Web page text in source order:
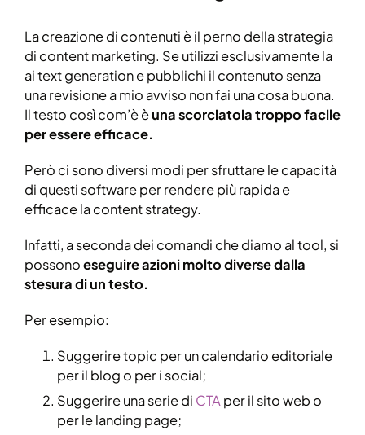
La creazione di contenuti è il perno della strategia
di content marketing. Se utilizzi esclusivamente la
ai text generation e pubblichi il contenuto senza
una revisione a mio avviso non fai una cosa buona.
Il testo così com’è èuna scorciatoia troppo facile
per essere efficace.
Però ci sono diversi modi per sfruttare le capacità
di questi software per rendere più rapida e
efficace la content strategy.
Infatti, a seconda dei comandi che diamo al tool, si
possonoeseguire azioni molto diverse dalla
stesura di un testo.
Per esempio:
Suggerire topic per un calendario editoriale
per il blog o per i social;
Suggerire una serie di CTA per il sito web o
per le landing page;